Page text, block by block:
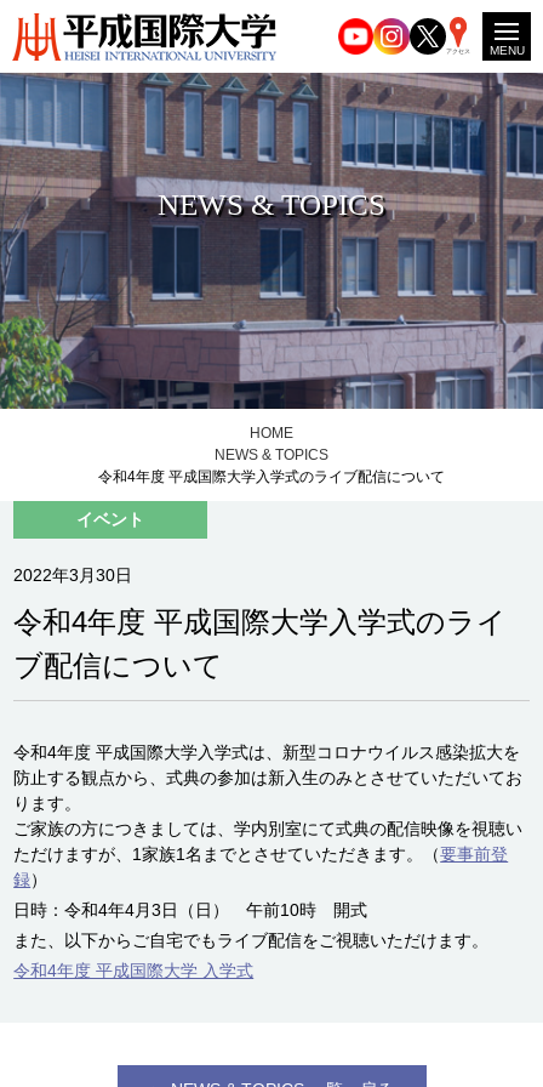
アクセス MENU
NEWS & TOPICS
HOME
NEWS & TOPICS
令和4年度 平成国際大学入学式のライブ配信について
イベント
2022年3月30日
令和4年度 平成国際大学入学式のライ
ブ配信について
令和4年度 平成国際大学入学式は、新型コロナウイルス感染拡大を
防止する観点から、式典の参加は新入生のみとさせていただいてお
ります。
ご家族の方につきましては、学内別室にて式典の配信映像を視聴い
ただけますが、1家族1名までとさせていただきます。（要事前登
録）
日時：令和4年4月3日（日） 午前10時 開式
また、以下からご自宅でもライブ配信をご視聴いただけます。
令和4年度 平成国際大学 入学式